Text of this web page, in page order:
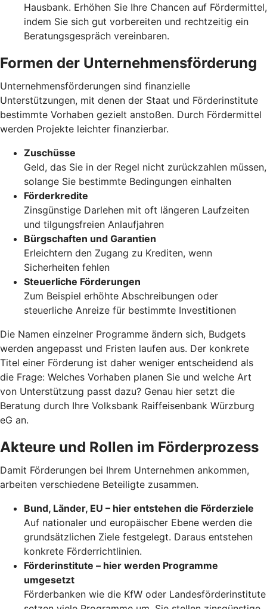
Hausbank. Erhöhen Sie Ihre Chancen auf Fördermittel,
indem Sie sich gut vorbereiten und rechtzeitig ein
Beratungsgespräch vereinbaren.
Formen der Unternehmensförderung
Unternehmensförderungen sind finanzielle
Unterstützungen, mit denen der Staat und Förderinstitute
bestimmte Vorhaben gezielt anstoßen. Durch Fördermittel
werden Projekte leichter finanzierbar.
Zuschüsse
Geld, das Sie in der Regel nicht zurückzahlen müssen,
solange Sie bestimmte Bedingungen einhalten
Förderkredite
Zinsgünstige Darlehen mit oft längeren Laufzeiten
und tilgungsfreien Anlaufjahren
Bürgschaften und Garantien
Erleichtern den Zugang zu Krediten, wenn
Sicherheiten fehlen
Steuerliche Förderungen
Zum Beispiel erhöhte Abschreibungen oder
steuerliche Anreize für bestimmte Investitionen
Die Namen einzelner Programme ändern sich, Budgets
werden angepasst und Fristen laufen aus. Der konkrete
Titel einer Förderung ist daher weniger entscheidend als
die Frage: Welches Vorhaben planen Sie und welche Art
von Unterstützung passt dazu? Genau hier setzt die
Beratung durch Ihre Volksbank Raiffeisenbank Würzburg
eG an.
Akteure und Rollen im Förderprozess
Damit Förderungen bei Ihrem Unternehmen ankommen,
arbeiten verschiedene Beteiligte zusammen.
Bund, Länder, EU – hier entstehen die Förderziele
Auf nationaler und europäischer Ebene werden die
grundsätzlichen Ziele festgelegt. Daraus entstehen
konkrete Förderrichtlinien.
Förderinstitute – hier werden Programme
umgesetzt
Förderbanken wie die KfW oder Landesförderinstitute